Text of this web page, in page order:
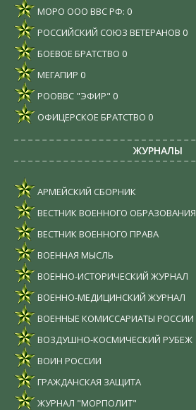
МОРО ООО ВВС РФ: 0
РОССИЙСКИЙ СОЮЗ ВЕТЕРАНОВ 0
БОЕВОЕ БРАТСТВО 0
МЕГАПИР 0
РООВВС "ЭФИР" 0
ОФИЦЕРСКОЕ БРАТСТВО 0
ЖУРНАЛЫ
АРМЕЙСКИЙ СБОРНИК
ВЕСТНИК ВОЕННОГО ОБРАЗОВАНИЯ
ВЕСТНИК ВОЕННОГО ПРАВА
ВОЕННАЯ МЫСЛЬ
ВОЕННО-ИСТОРИЧЕСКИЙ ЖУРНАЛ
ВОЕННО-МЕДИЦИНСКИЙ ЖУРНАЛ
ВОЕННЫЕ КОМИССАРИАТЫ РОССИИ
ВОЗДУШНО-КОСМИЧЕСКИЙ РУБЕЖ
ВОИН РОССИИ
ГРАЖДАНСКАЯ ЗАЩИТА
ЖУРНАЛ "МОРПОЛИТ"